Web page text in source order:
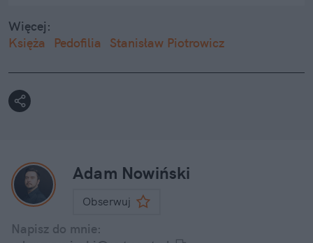
Więcej:
Księża
Pedofilia Stanisław Piotrowicz
Adam Nowiński
Obserwuj
Napisz do mnie: